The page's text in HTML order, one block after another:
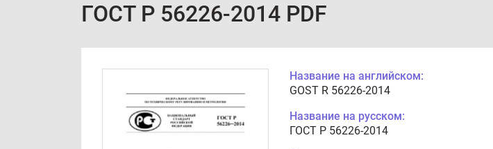
ГОСТ Р 56226-2014 PDF
Название на английском:
GOST R 56226-2014
Название на русском:
ГОСТ Р 56226-2014